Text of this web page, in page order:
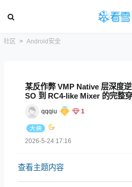
社区 Android安全
某反作弊 VMP Native 层深度
SO 到 RC4-like Mixer 的完整
qqqiu 1
2026-5-24 17:16
查看主题内容